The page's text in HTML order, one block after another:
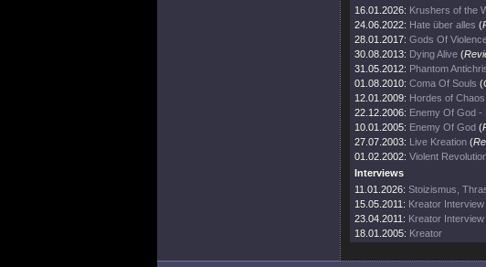
16.01.2026: Krushers of the
24.06.2022: Hate über alles (
28.01.2017: Gods Of
30.08.2013: Dying Alive (
31.05.2012: Phantom
01.08.2010: Coma Of Souls (
12.01.2009: Hordes of Chaos
22.12.2006: Enemy Of God -
10.01.2005: Enemy Of God (
27.07.2003: Live Kreation (
01.02.2002: Violent
Interviews
11.01.2026: Stoizismus,
15.05.2011: Kreator Interview
23.04.2011: Kreator Interview
18.01.2005: Kreator